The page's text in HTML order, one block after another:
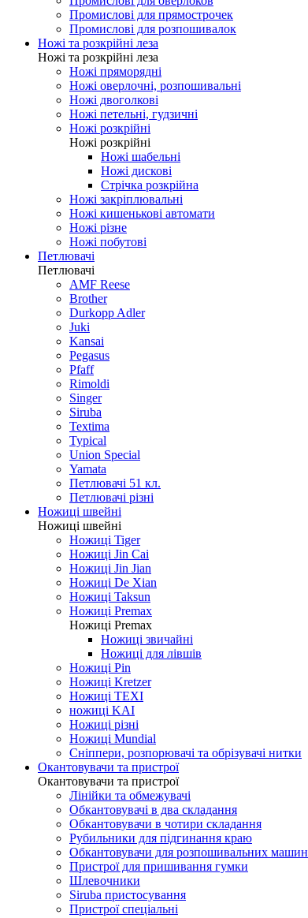
Промислові для прямострочек
Промислові для розпошивалок
Ножі та розкрійні леза
Ножі та розкрійні леза
Ножі пряморядні
Ножі оверлочні, розпошивальні
Ножі двоголкові
Ножі петельні, гудзичні
Ножі розкрійні
Ножі розкрійні
Ножі шабельні
Ножі дискові
Стрічка розкрійна
Ножі закріплювальні
Ножі кишенькові автомати
Ножі різне
Ножі побутові
Петлювачі
Петлювачі
AMF Reese
Brother
Durkopp Adler
Juki
Kansai
Pegasus
Pfaff
Rimoldi
Singer
Siruba
Textima
Typical
Union Special
Yamata
Петлювачі 51 кл.
Петлювачі різні
Ножиці швейні
Ножиці швейні
Ножиці Tiger
Ножиці Jin Cai
Ножиці Jin Jian
Ножиці De Xian
Ножиці Taksun
Ножиці Premax
Ножиці Premax
Ножиці звичайні
Ножиці для лівшів
Ножиці Pin
Ножиці Kretzer
Ножиці TEXI
ножиці KAI
Ножиці різні
Ножиці Mundial
Сніппери, розпорювачі та обрізувачі нитки
Окантовувачи та пристрої
Окантовувачи та пристрої
Лінійки та обмежувачі
Обкантовувачі в два складання
Обкантовувачи в чотири складання
Рубильники для підгинання краю
Обкантовувачи для розпошивальних машин
Пристрої для пришивання гумки
Шлевочники
Siruba пристосування
Пристрої спеціальні